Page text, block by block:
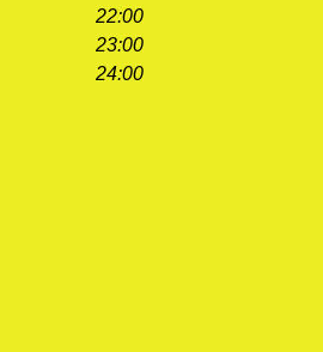
22:00
23:00
24:00